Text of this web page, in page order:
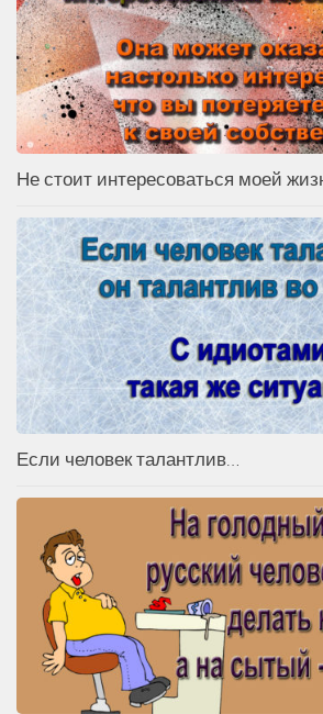
Не стоит интересоваться моей
Если человек талантлив…